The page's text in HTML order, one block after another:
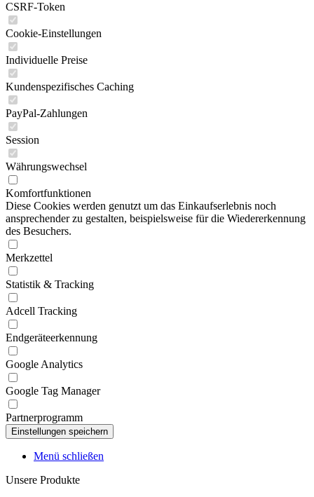
CSRF-Token
Cookie-Einstellungen
Individuelle Preise
Kundenspezifisches Caching
PayPal-Zahlungen
Session
Währungswechsel
Komfortfunktionen
Diese Cookies werden genutzt um das Einkaufserlebnis noch
ansprechender zu gestalten, beispielsweise für die Wiedererkennung
des Besuchers.
Merkzettel
Statistik & Tracking
Adcell Tracking
Endgeräteerkennung
Google Analytics
Google Tag Manager
Partnerprogramm
Menü schließen
Unsere Produkte